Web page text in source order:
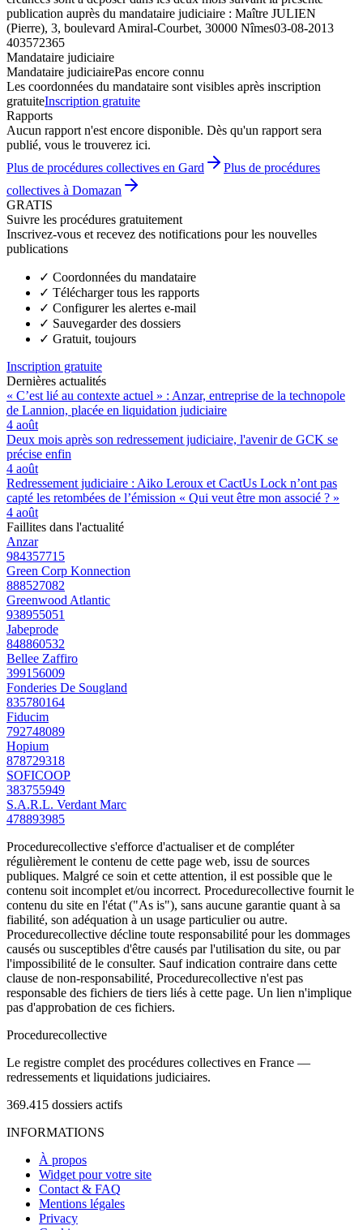
publication auprès du mandataire judiciaire : Maître JULIEN
(Pierre), 3, boulevard Amiral-Courbet, 30000 Nîmes03-08-2013
403572365
Mandataire judiciaire
Mandataire judiciairePas encore connu
Les coordonnées du mandataire sont visibles après inscription
gratuiteInscription gratuite
Rapports
Aucun rapport n'est encore disponible. Dès qu'un rapport sera
publié, vous le trouverez ici.
Plus de procédures collectives en Gard
Plus de procédures
collectives à Domazan
GRATIS
Suivre les procédures gratuitement
Inscrivez-vous et recevez des notifications pour les nouvelles
publications
✓ Coordonnées du mandataire
✓ Télécharger tous les rapports
✓ Configurer les alertes e-mail
✓ Sauvegarder des dossiers
✓ Gratuit, toujours
Inscription gratuite
Dernières actualités
« C’est lié au contexte actuel » : Anzar, entreprise de la technopole
de Lannion, placée en liquidation judiciaire
4 août
Deux mois après son redressement judiciaire, l'avenir de GCK se
précise enfin
4 août
Redressement judiciaire : Aiko Leroux et CactUs Lock n’ont pas
capté les retombées de l’émission « Qui veut être mon associé ? »
4 août
Faillites dans l'actualité
Anzar
984357715
Green Corp Konnection
888527082
Greenwood Atlantic
938955051
Jabeprode
848860532
Bellee Zaffiro
399156009
Fonderies De Sougland
835780164
Fiducim
792748089
Hopium
878729318
SOFICOOP
383755949
S.A.R.L. Verdant Marc
478893985
Procedurecollective s'efforce d'actualiser et de compléter
régulièrement le contenu de cette page web, issu de sources
publiques. Malgré ce soin et cette attention, il est possible que le
contenu soit incomplet et/ou incorrect. Procedurecollective fournit le
contenu du site en l'état ("As is"), sans aucune garantie quant à sa
fiabilité, son adéquation à un usage particulier ou autre.
Procedurecollective décline toute responsabilité pour les dommages
causés ou susceptibles d'être causés par l'utilisation du site, ou par
l'impossibilité de le consulter. Sauf indication contraire dans cette
clause de non-responsabilité, Procedurecollective n'est pas
responsable des fichiers de tiers liés à cette page. Un lien n'implique
pas d'approbation de ces fichiers.
Procedurecollective
Le registre complet des procédures collectives en France —
redressements et liquidations judiciaires.
369.415 dossiers actifs
INFORMATIONS
À propos
Widget pour votre site
Contact & FAQ
Mentions légales
Privacy